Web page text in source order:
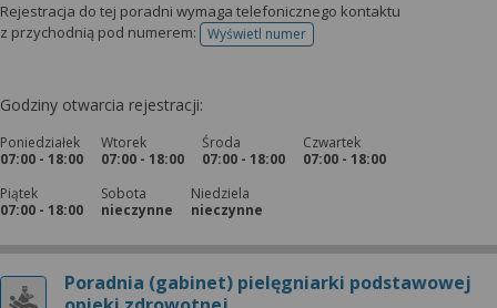
Rejestracja do tej poradni wymaga telefonicznego kontaktu
z przychodnią pod numerem:
Wyświetl numertelefonu do rejestracji
Godziny otwarcia rejestracji:
Poniedziałek
07:00 - 18:00
Wtorek
07:00 - 18:00
Środa
07:00 - 18:00
Czwartek
07:00 - 18:00
Piątek
07:00 - 18:00
Sobota
nieczynne
Niedziela
nieczynne
Poradnia (gabinet) pielęgniarki podstawowej